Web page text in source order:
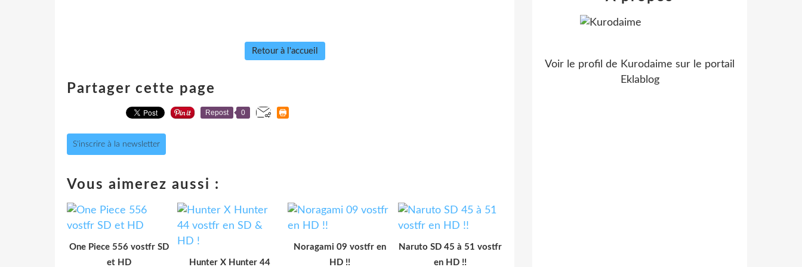
Retour à l'accueil
Partager cette page
Repost 0
S'inscrire à la newsletter
Vous aimerez aussi :
One Piece 556 vostfr SD
et HD
Hunter X Hunter 44
Noragami 09 vostfr en
HD !!
Naruto SD 45 à 51 vostfr
en HD !!
Voir le profil de Kurodaime sur le portail
Eklablog